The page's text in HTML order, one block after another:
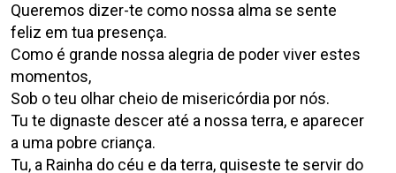
Queremos dizer-te como nossa alma se sente
feliz em tua presença.
Como é grande nossa alegria de poder viver estes
momentos,
Sob o teu olhar cheio de misericórdia por nós.
Tu te dignaste descer até a nossa terra, e aparecer
a uma pobre criança.
Tu, a Rainha do céu e da terra, quiseste te servir do